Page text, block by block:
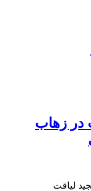
در زهاب
لیاقت